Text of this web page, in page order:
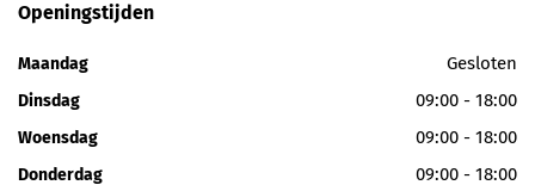
Openingstijden
Maandag Gesloten
Dinsdag 09:00 - 18:00
Woensdag 09:00 - 18:00
Donderdag 09:00 - 18:00